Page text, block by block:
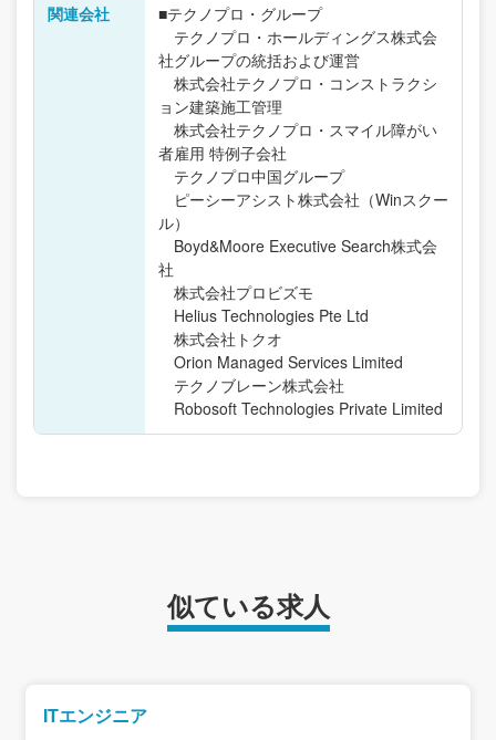
関連会社
■テクノプロ・グループ
テクノプロ・ホールディングス株式会
社グループの統括および運営
株式会社テクノプロ・コンストラクシ
ョン建築施工管理
株式会社テクノプロ・スマイル障がい
者雇用 特例子会社
テクノプロ中国グループ
ピーシーアシスト株式会社（Winスクー
ル）
Boyd&Moore Executive Search株式会
社
株式会社プロビズモ
Helius Technologies Pte Ltd
株式会社トクオ
Orion Managed Services Limited
テクノブレーン株式会社
Robosoft Technologies Private Limited
似ている求人
ITエンジニア